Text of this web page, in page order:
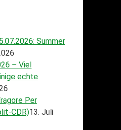
Summer
– Viel
echte
Per
CDR)13. Juli